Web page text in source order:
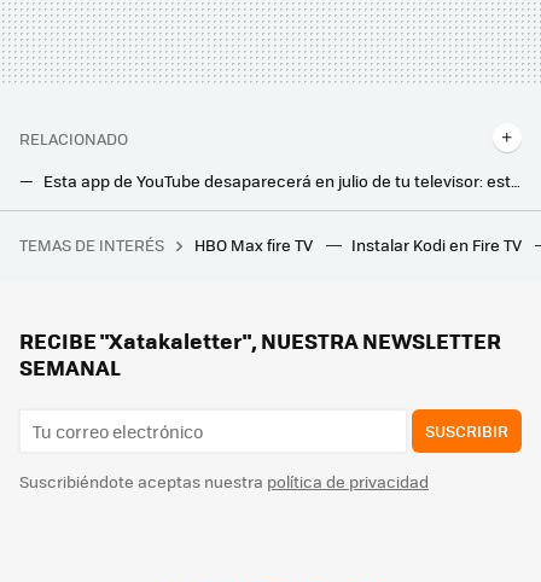
RELACIONADO
Esta app de YouTube desaparecerá en julio de tu televisor: estos son todos los dispositivos afectados
El Chromecast con Google TV se actualiza con un completo y nuevo diseño en su menú: también llegará a otras Smart TV
La NASA sabe que hay tres escenarios con los astronautas varados en el espacio. El tercero nadie quiere nombrarlo
TEMAS DE INTERÉS HBO Max fire TV Instalar Kodi en Fire TV
RECIBE "Xatakaletter", NUESTRA NEWSLETTER
SEMANAL
SUSCRIBIR
Suscribiéndote aceptas nuestra política de privacidad